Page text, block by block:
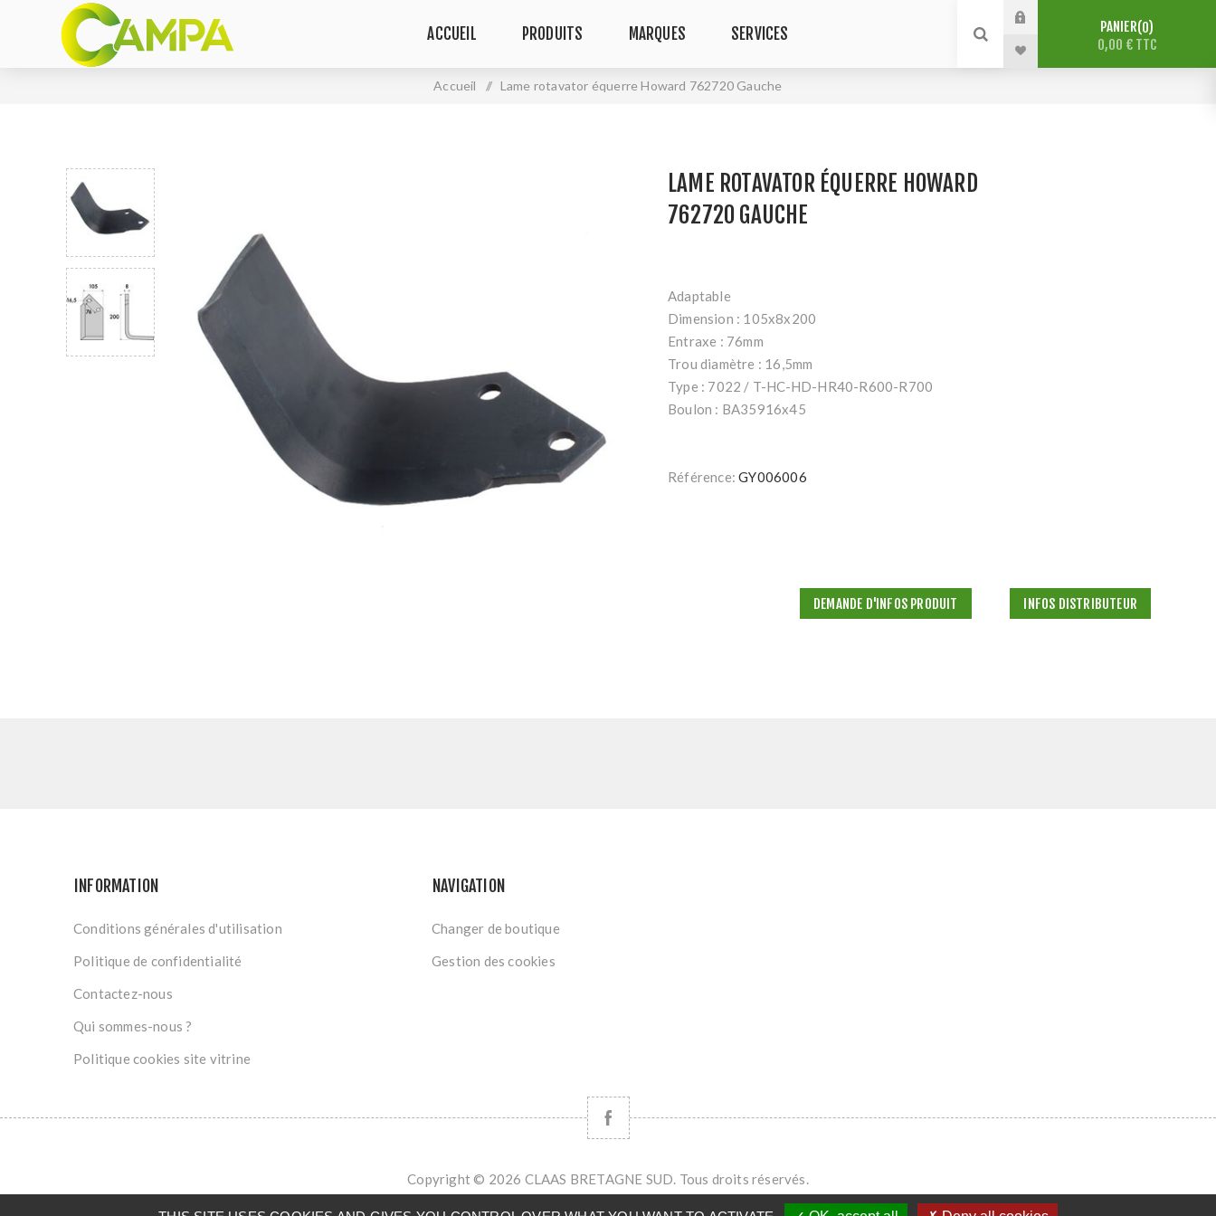
ACCUEIL PRODUITS MARQUES SERVICES PANIER 0
0,00 € TTC
Accueil / Lame rotavator équerre Howard 762720 Gauche
LAME ROTAVATOR ÉQUERRE HOWARD
762720 GAUCHE
Adaptable
Dimension : 105x8x200
Entraxe : 76mm
Trou diamètre : 16,5mm
Type : 7022 / T-HC-HD-HR40-R600-R700
Boulon : BA35916x45
Référence: GY006006
DEMANDE D'INFOS PRODUIT INFOS DISTRIBUTEUR
INFORMATION
Conditions générales d'utilisation
Politique de confidentialité
Contactez-nous
Qui sommes-nous ?
Politique cookies site vitrine
NAVIGATION
Changer de boutique
Gestion des cookies
Copyright © 2026 CLAAS BRETAGNE SUD. Tous droits réservés.